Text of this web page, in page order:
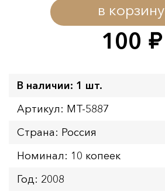
100 руб.
в корзину
В наличии: 1 шт.
Артикул: MT-5887
Страна: Россия
Номинал: 10 копеек
Год: 2008